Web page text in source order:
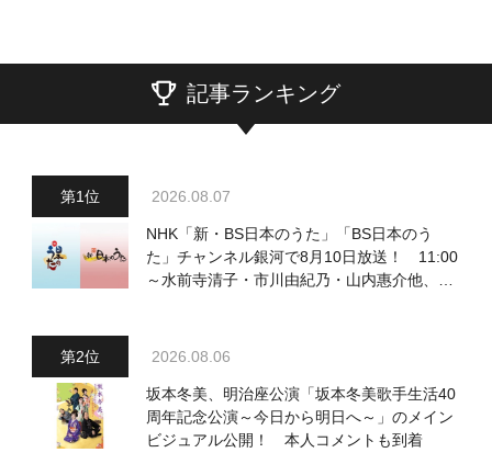
記事ランキング
2026.08.07
NHK「新・BS日本のうた」「BS日本のう
た」チャンネル銀河で8月10日放送！ 11:00
～水前寺清子・市川由紀乃・山内惠介他、
2026.08.06
坂本冬美、明治座公演「坂本冬美歌手生活40
周年記念公演～今日から明日へ～」のメイン
ビジュアル公開！ 本人コメントも到着